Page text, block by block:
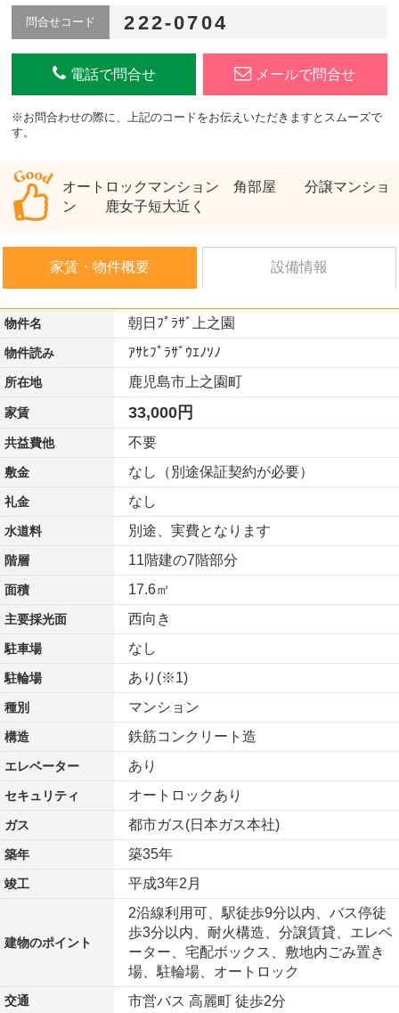
問合せコード 222-0704
電話で問合せ メールで問合せ
※お問合わせの際に、上記のコードをお伝えいただきますとスムーズで
す。
オートロックマンション 角部屋 分譲マンショ
ン 鹿女子短大近く
家賃・物件概要 設備情報
物件名 朝日ﾌﾟﾗｻﾞ上之園
物件読み ｱｻﾋﾌﾟﾗｻﾞｳｴﾉｿﾉ
所在地 鹿児島市上之園町
家賃 33,000円
共益費他 不要
敷金 なし（別途保証契約が必要）
礼金 なし
水道料 別途、実費となります
階層 11階建の7階部分
面積 17.6㎡
主要採光面 西向き
駐車場 なし
駐輪場 あり(※1)
種別 マンション
構造 鉄筋コンクリート造
エレベーター あり
セキュリティ オートロックあり
ガス 都市ガス(日本ガス本社)
築年 築35年
竣工 平成3年2月
建物のポイント
2沿線利用可、駅徒歩9分以内、バス停徒
歩3分以内、耐火構造、分譲賃貸、エレベ
ーター、宅配ボックス、敷地内ごみ置き
場、駐輪場、オートロック
交通
市営バス 高麗町 徒歩2分